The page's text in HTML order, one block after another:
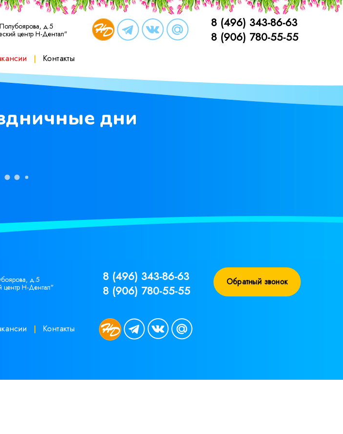
д.5
центр Н-Дентал"
8 (496) 343-86-63
8 (906) 780-55-55
Контакты
дни
д.5
Н-Дентал"
8 (496) 343-86-63
8 (906) 780-55-55
Обратный звонок
Контакты